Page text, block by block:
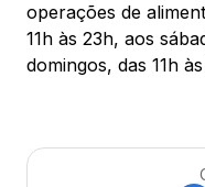
operações de
11h às 23h, aos
domingos, das 11h